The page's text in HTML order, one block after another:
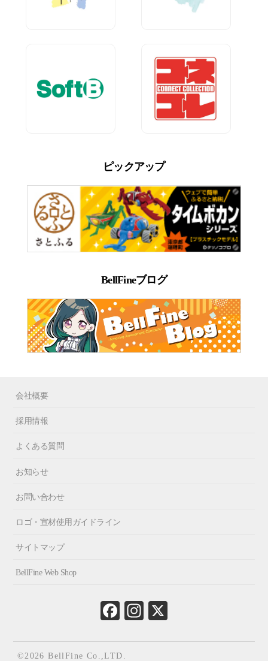
ピックアップ
BellFineブログ
会社概要
採用情報
よくある質問
お知らせ
お問い合わせ
ロゴ・宣材使用ガイドライン
サイトマップ
BellFine Web Shop
Fa
ce
ok
In
st
©2026 BellFine Co.,LTD.